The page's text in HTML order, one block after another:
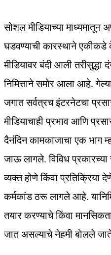
सोशल मीडियाच्या
घडवण्याची कारस्थाने
मीडियावर बंदी आली तरीसुद्धा
निमित्ताने समोर आला आहे.
जगात सर्वत्रच इंटरनेटचा
मीडियाचाही प्रभाव आणि
दैनंदिन कामकाजाचा एक भाग
जाऊ लागले. विविध प्रकारच्या
व्यक्त होणे किंवा प्रतिक्रिया
कर्मकांड ठरू लागले आहे.
तयार करण्याचे किंवा
जात असल्याचे नेहमी बोलले